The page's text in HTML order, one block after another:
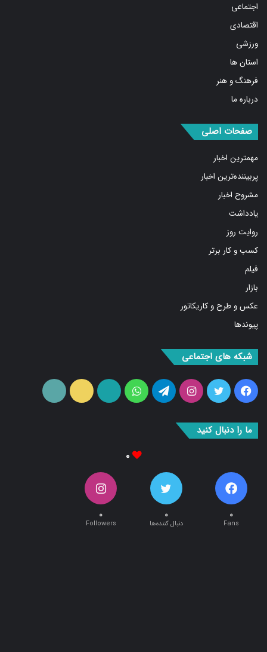
اقتصادی
ورزشی
استان ها
فرهنگ و هنر
درباره ما
مهمترین اخبار
پربیننده‌ترین اخبار
مشروح اخبار
یادداشت
روایت روز
کسب و کار برتر
فیلم
بازار
عکس و طرح و کاریکاتور
پیوندها
فیس
بوک
توییتراینستاگرامتلگرامواتس
آپ
آپارات ایتا
۰ ۰ ۰